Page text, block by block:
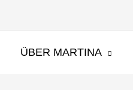
ÜBER MARTINA